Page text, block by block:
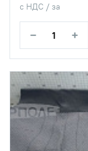
с НДС / за
− +